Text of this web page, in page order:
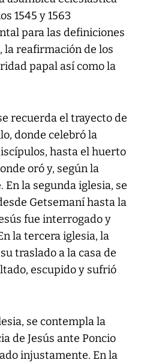
1545 y 1563
para las definiciones
la reafirmación de los
papal así como la
recuerda el trayecto de
donde celebró la
hasta el huerto
oró y, según la
la segunda iglesia, se
Getsemaní hasta la
fue interrogado y
la tercera iglesia, la
traslado a la casa de
escupido y sufrió
se contempla la
de Jesús ante Poncio
injustamente. En la